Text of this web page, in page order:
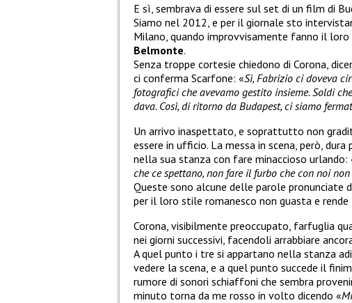
E sì, sembrava di essere sul set di un film di
Siamo nel 2012, e per il giornale sto
Milano, quando improvvisamente fanno il loro
Belmonte.
Senza troppe cortesie chiedono di Corona,
ci conferma Scarfone: «Sì, Fabrizio ci doveva
fotografici che avevamo gestito insieme. Soldi
dava. Così, di ritorno da Budapest, ci siamo
Un arrivo inaspettato, e soprattutto non
essere in ufficio. La messa in scena, però,
nella sua stanza con fare minaccioso urlando:
che ce spettano, non fare il furbo che con noi
Queste sono alcune delle parole pronunciate
per il loro stile romanesco non guasta e rende
Corona, visibilmente preoccupato, farfuglia
nei giorni successivi, facendoli arrabbiare
A quel punto i tre si appartano nella stanza
vedere la scena, e a quel punto succede il
rumore di sonori schiaffoni che sembra
minuto torna da me rosso in volto dicendo «